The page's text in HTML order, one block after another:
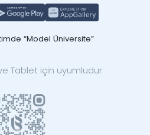
“Model Üniversite”
Tablet için uyumludur